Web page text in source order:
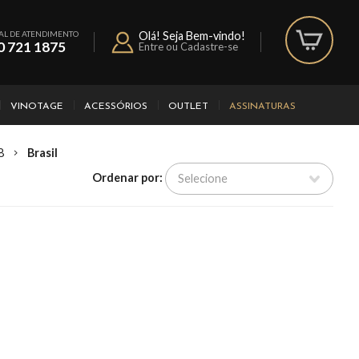
DE ATENDIMENTO
721 1875
Olá! Seja Bem-vindo!
Entre ou Cadastre-se
VINOTAGE ACESSÓRIOS OUTLET ASSINATURAS
Brasil
Ordenar por: